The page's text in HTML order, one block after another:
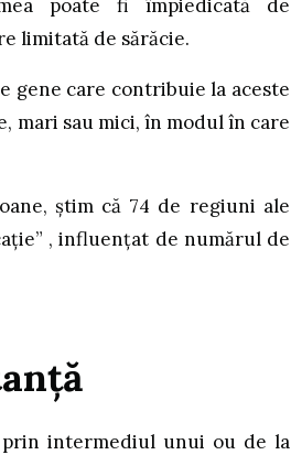
poate fi împiedicată de
limitată de sărăcie.
gene care contribuie la aceste
mari sau mici, în modul în care
știm că 74 de regiuni ale
, influențat de numărul de
intermediul unui ou de la